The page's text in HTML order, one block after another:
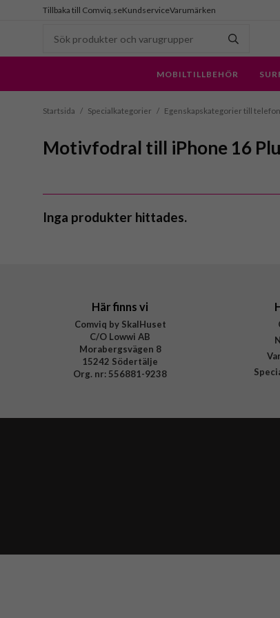
Tillbaka till Comviq.seKundserviceVarumärken
MOBILTILLBEHÖR
Startsida / Specialkategorier / Egenskapskategorier till
Motivfodral till iPhone 16
Inga produkter hittades.
Här finns vi
Comviq by SkalHuset
C/O Lowwi AB
Morabergsvägen 8
15242 Södertälje
Org. nr: 556881-9238